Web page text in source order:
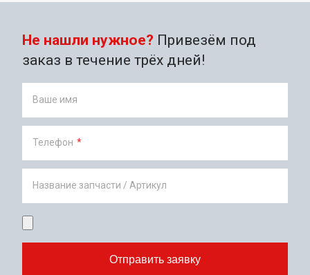
Не нашли нужное? Привезём под
заказ в течение трёх дней!
Ваше имя
Телефон *
Название запчасти / Артикул